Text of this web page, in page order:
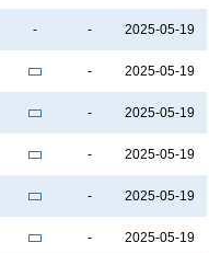
- - 2025-05-19
- 2025-05-19
- 2025-05-19
- 2025-05-19
- 2025-05-19
- 2025-05-19